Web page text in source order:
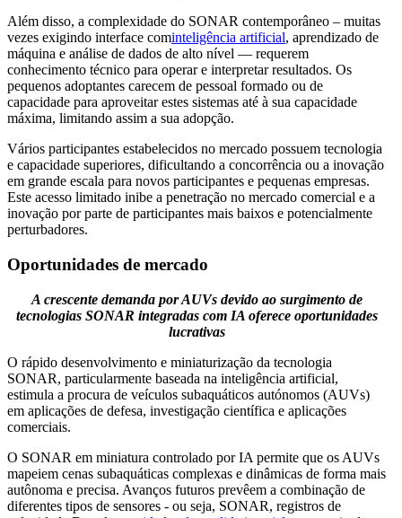
Além disso, a complexidade do SONAR contemporâneo – muitas
vezes exigindo interface cominteligência artificial, aprendizado de
máquina e análise de dados de alto nível — requerem
conhecimento técnico para operar e interpretar resultados. Os
pequenos adoptantes carecem de pessoal formado ou de
capacidade para aproveitar estes sistemas até à sua capacidade
máxima, limitando assim a sua adopção.
Vários participantes estabelecidos no mercado possuem tecnologia
e capacidade superiores, dificultando a concorrência ou a inovação
em grande escala para novos participantes e pequenas empresas.
Este acesso limitado inibe a penetração no mercado comercial e a
inovação por parte de participantes mais baixos e potencialmente
perturbadores.
Oportunidades de mercado
A crescente demanda por AUVs devido ao surgimento de
tecnologias SONAR integradas com IA oferece oportunidades
lucrativas
O rápido desenvolvimento e miniaturização da tecnologia
SONAR, particularmente baseada na inteligência artificial,
estimula a procura de veículos subaquáticos autónomos (AUVs)
em aplicações de defesa, investigação científica e aplicações
comerciais.
O SONAR em miniatura controlado por IA permite que os AUVs
mapeiem cenas subaquáticas complexas e dinâmicas de forma mais
autônoma e precisa. Avanços futuros prevêem a combinação de
diferentes tipos de sensores - ou seja, SONAR, registros de